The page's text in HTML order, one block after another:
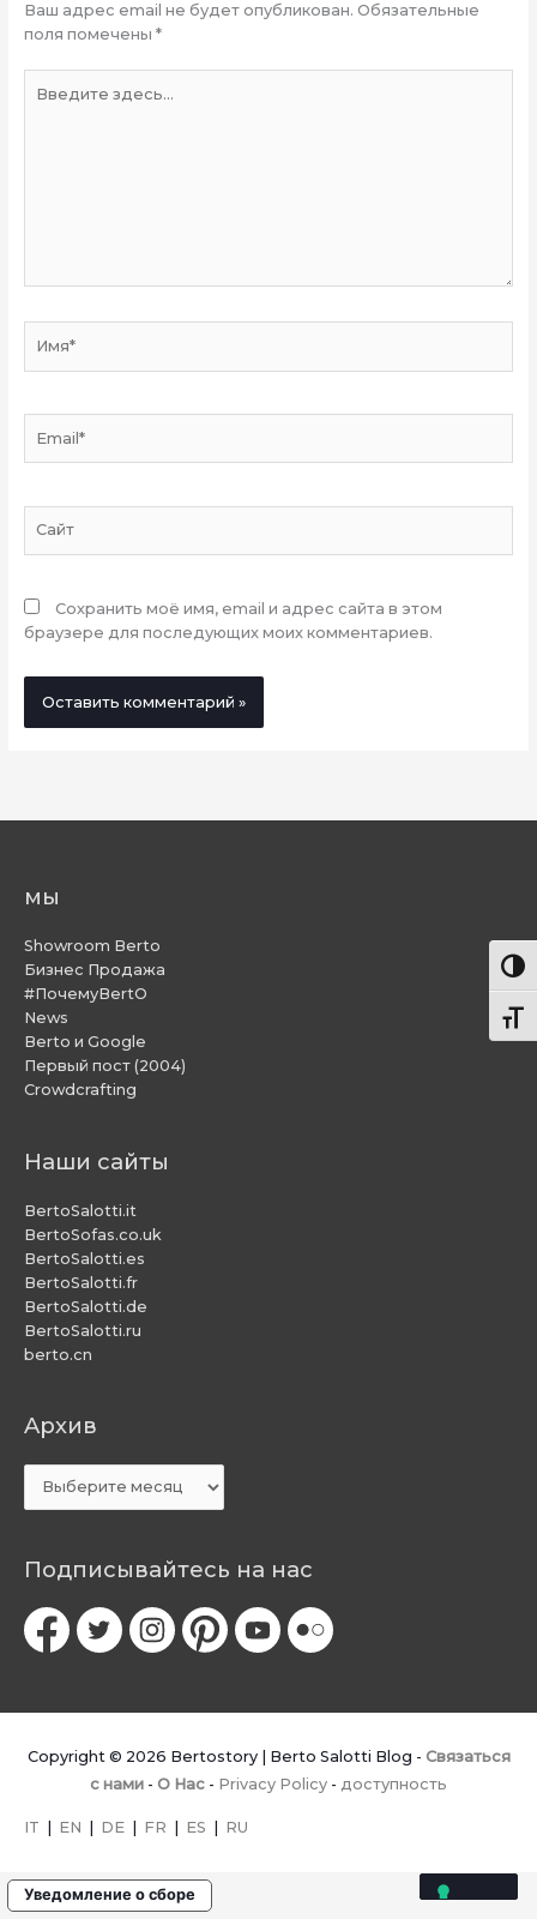
Ваш адрес email не будет опубликован. Обязательные
поля помечены *
здесь...
Сохранить моё имя, email и адрес сайта в этом
браузере для последующих моих комментариев.
мы
Showroom Berto
Бизнес Продажа
#ПочемуBertO
News
Berto и Google
Первый пост (2004)
Crowdcrafting
Наши сайты
BertoSalotti.it
BertoSofas.co.uk
BertoSalotti.es
BertoSalotti.fr
BertoSalotti.de
BertoSalotti.ru
berto.cn
Aрхив
Aрхив
Подписывайтесь на нас
Copyright © 2026 Bertostory | Berto Salotti Blog - Связаться
с нами - O Hac - Privacy Policy - доступность
IT EN DE FR ES RU
Уведомление о сборе